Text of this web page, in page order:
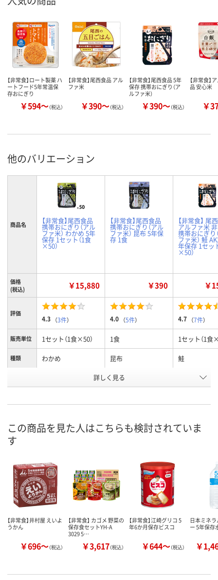
【非常食】ロート製薬 ハ
ートフード5年常温保
存おにぎり
￥594～（税込）
【非常食】尾西食品 アル
ファ米
￥390～（税込）
【非常食】尾西食品 5年
保存 携帯おにぎり（ア
ルファ米）
￥390～（税込）
【非常食】
品 安心米
￥
他のバリエーション
商品名 【非常食】尾西食品
携帯おにぎり（アル
ファ米） わかめ 5年
保存 1セット（1食
×50）
【非常食】尾西食品
携帯おにぎり（アル
ファ米） 昆布 5年保
存 1食
【非常食】 尾
アルファ米
携帯おにぎり
ファ米） 鮭
年保存 1セッ
×50）
価格
(税込)
￥15,880 ￥390 ￥
評価
4.3 （3件） 4.0 （5件） 4.7 （7件）
販売単位 1セット（1食×50） 1食 1セット（1食
種類 わかめ 昆布 鮭
HN78625 A603234
8月9日（日）
カゴへ カ
詳しく見る
この商品を見た人はこちらも検討されていま
す
【非常食】井村屋 えいよ
うかん
￥696～（税込）
【非常食】 カゴメ 野菜の
保存食セットYH-A
3029 5…
￥3,617（税込）
【非常食】江崎グリコ 5
年6か月保存ビスコ
￥644～（税込）
日本ミネ
ー 5年保存
￥